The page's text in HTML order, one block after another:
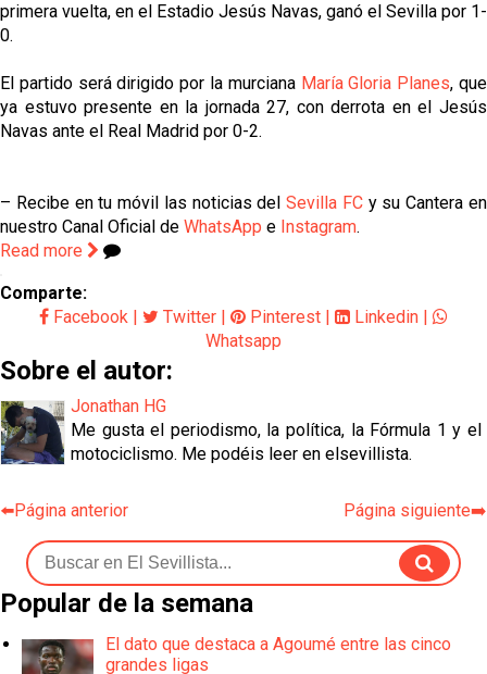
primera vuelta, en el Estadio Jesús Navas, ganó el Sevilla por 1-
0.
El partido será dirigido por la murciana María Gloria Planes, que
ya estuvo presente en la jornada 27, con derrota en el Jesús
Navas ante el Real Madrid por 0-2.
– Recibe en tu móvil las noticias delSevilla FCy su Cantera en
nuestro Canal Oficial de WhatsApp e Instagram.
Read more
Comparte:
Facebook
Twitter Pinterest Linkedin
Whatsapp
Sobre el autor:
Jonathan HG
Me gusta el periodismo, la política, la Fórmula 1 y el
motociclismo. Me podéis leer en elsevillista.
⬅️Página anterior Página siguiente➡️
Popular de la semana
El dato que destaca a Agoumé entre las cinco
grandes ligas